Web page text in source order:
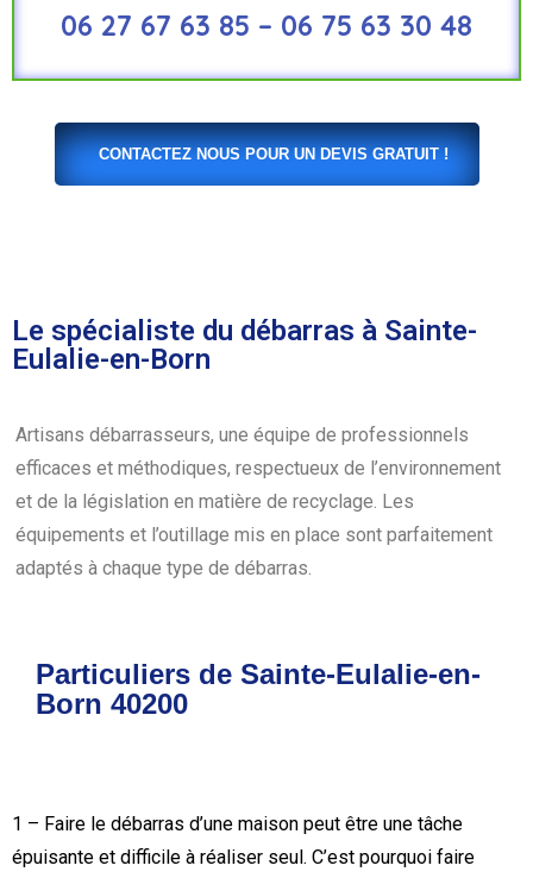
06 27 67 63 85 – 06 75 63 30 48
CONTACTEZ NOUS POUR UN DEVIS GRATUIT !
Le spécialiste du débarras à Sainte-
Eulalie-en-Born
Artisans débarrasseurs, une équipe de professionnels
efficaces et méthodiques, respectueux de l’environnement
et de la législation en matière de recyclage. Les
équipements et l’outillage mis en place sont parfaitement
adaptés à chaque type de débarras.
Particuliers de Sainte-Eulalie-en-
Born 40200
1 – Faire le débarras d’une maison peut être une tâche
épuisante et difficile à réaliser seul. C’est pourquoi faire